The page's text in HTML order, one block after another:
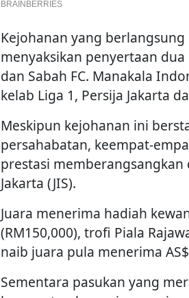
Kejohanan yang berlangsung
menyaksikan penyertaan
dan Sabah FC. Manakala
kelab Liga 1, Persija Jakarta
Meskipun kejohanan ini
persahabatan, keempat-
prestasi
Jakarta (JIS).
Juara menerima hadiah
(RM150,000), trofi Piala
naib juara pula menerima
Sementara pasukan yang